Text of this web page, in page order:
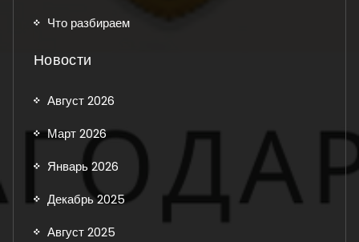
Что разбираем
Новости
Август 2026
Март 2026
Январь 2026
Декабрь 2025
Август 2025